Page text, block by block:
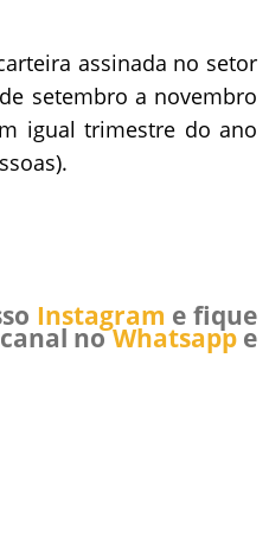
assinada no setor
setembro a novembro
igual trimestre do ano
Instagram e fique
noWhatsappe